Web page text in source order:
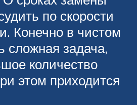
по скорости
Конечно в чистом
сложная задача,
количество
этом приходится